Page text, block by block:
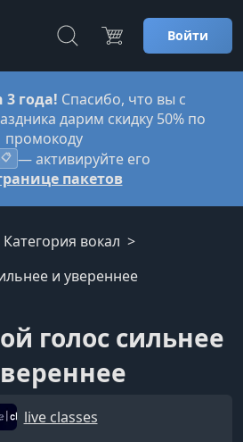
Войти
3 года! Спасибо, что вы с
дарим скидку 50% по
промокоду
📋 — активируйте его
пакетов
Категория вокал
и увереннее
голос сильнее
live classes